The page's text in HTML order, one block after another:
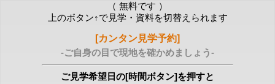
（ 無料です ）
上のボタン↑で見学・資料を切替えられます
[カンタン見学予約]
-ご自身の目で現地を確かめましょう-
ご見学希望日の[時間ボタン]を押すと